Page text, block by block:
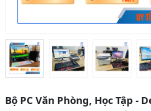
Bộ PC Văn Phòng, Học Tập -